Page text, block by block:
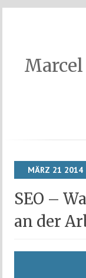
MÄRZ 21 2014
SEO –
an der